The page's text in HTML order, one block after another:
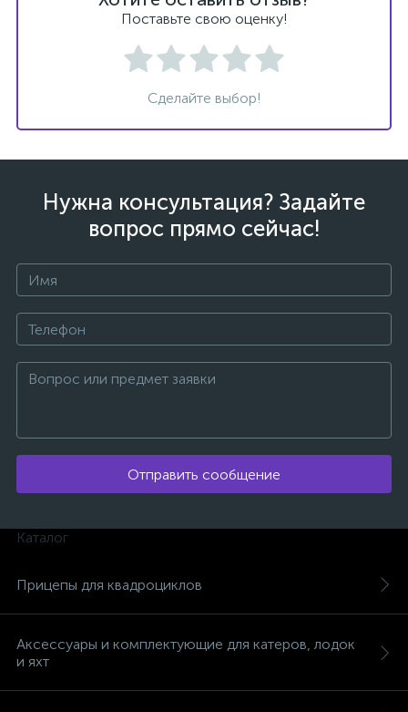
Поставьте свою оценку!
Сделайте выбор!
Нужна консультация? Задайте
вопрос прямо сейчас!
Отправить сообщение
Каталог
Прицепы для квадроциклов
Аксессуары и комплектующие для катеров, лодок
и яхт